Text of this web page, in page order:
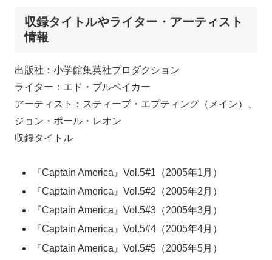
収録タイトルやライター・アーティスト
情報
出版社：小学館集英社プロダクション
ライター：エド・ブルベイカー
アーティスト：スティーブ・エプティング（メイン）、
ジョン・ポール・レオン
収録タイトル
『Captain America』Vol.5#1（2005年1月）
『Captain America』Vol.5#2（2005年2月）
『Captain America』Vol.5#3（2005年3月）
『Captain America』Vol.5#4（2005年4月）
『Captain America』Vol.5#5（2005年5月）